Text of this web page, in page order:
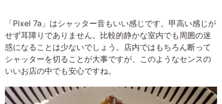
「Pixel 7a」はシャッター音もいい感じです。甲高い感じが
せず耳障りでありません。比較的静かな室内でも周囲の迷
惑になることは少ないでしょう。店内ではもちろん断って
シャッターを切ることが大事ですが、このようなセンスの
いいお店の中でも安心ですね。